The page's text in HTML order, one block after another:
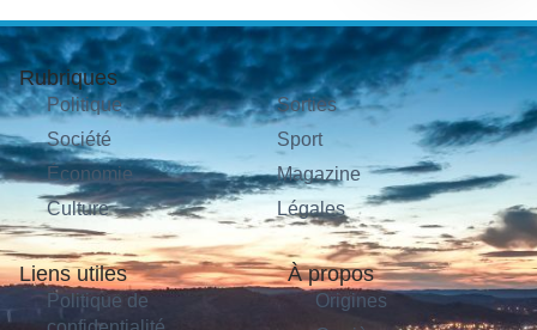
Rubriques
Politique
Société
Économie
Culture
Sorties
Sport
Magazine
Légales
Liens utiles
Politique de
À propos
Origines